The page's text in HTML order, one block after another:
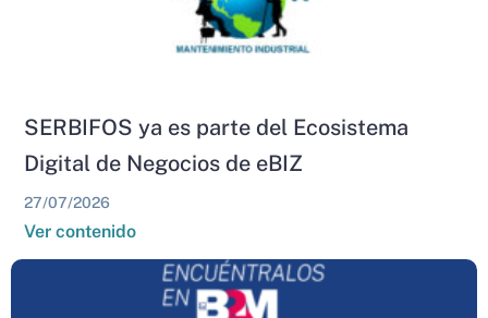
SERBIFOS ya es parte del Ecosistema
Digital de Negocios de eBIZ
27/07/2026
Ver contenido